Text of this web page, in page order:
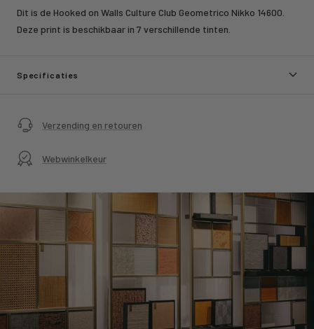
Dit is de Hooked on Walls Culture Club Geometrico Nikko 14600.
Deze print is beschikbaar in 7 verschillende tinten.
Specificaties
Verzending en retouren
Webwinkelkeur